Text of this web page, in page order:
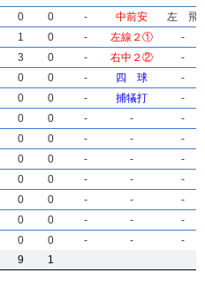
0 0 - 中前安
左 飛
1 0 - 左線２①
-
3 0 - 右中２②
-
0 0 - 四 球
-
0 0 - 捕犠打
-
0 0 - -
-
0 0 - -
-
0 0 - -
-
0 0 - -
-
0 0 - -
-
0 0 - -
-
0 0 - -
-
9 1
0 0 - 中前安
左 飛
1 0 - 左線２①
-
3 0 - 右中２②
-
0 0 - 四 球
-
0 0 - 捕犠打
-
0 0 - -
-
0 0 - -
-
0 0 - -
-
0 0 - -
-
0 0 - -
-
0 0 - -
-
0 0 - -
-
9 1
0 0 - 中前安
左 飛
1 0 - 左線２①
-
3 0 - 右中２②
-
0 0 - 四 球
-
0 0 - 捕犠打
-
0 0 - -
-
0 0 - -
-
0 0 - -
-
0 0 - -
-
0 0 - -
-
0 0 - -
-
0 0 - -
-
9 1
0 0 - 中前安
左 飛
1 0 - 左線２①
-
3 0 - 右中２②
-
0 0 - 四 球
-
0 0 - 捕犠打
-
0 0 - -
-
0 0 - -
-
0 0 - -
-
0 0 - -
-
0 0 - -
-
0 0 - -
-
0 0 - -
-
9 1